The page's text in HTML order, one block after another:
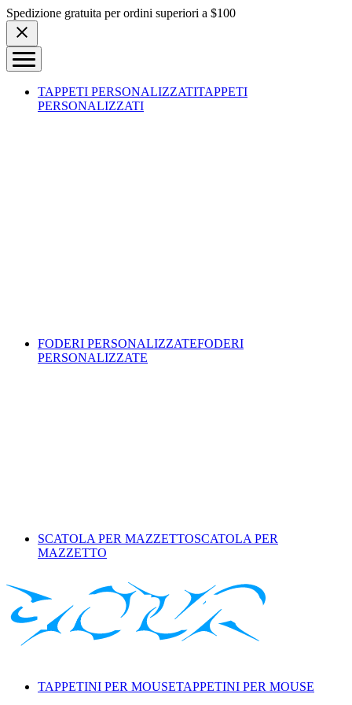
Skip to content
Spedizione gratuita per ordini superiori a $100
TAPPETI PERSONALIZZATITAPPETI
PERSONALIZZATI
FODERI PERSONALIZZATEFODERI
PERSONALIZZATE
SCATOLA PER MAZZETTOSCATOLA PER
MAZZETTO
TAPPETINI PER MOUSETAPPETINI PER MOUSE